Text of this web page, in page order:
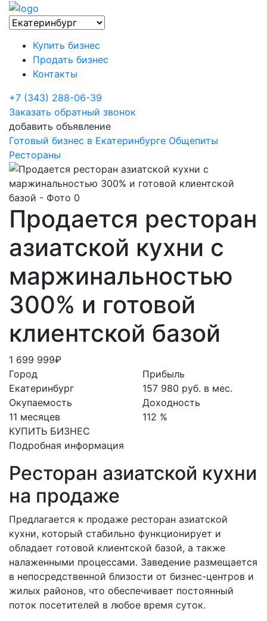
Купить бизнес
Продать бизнес
Контакты
+7 (343) 288-06-39
Заказать обратный звонок
добавить объявление
Готовый бизнес в Екатеринбурге Общепиты
Рестораны
Продается ресторан
азиатской кухни с
маржинальностью
300% и готовой
клиентской базой
1 699 999₽
Город
Екатеринбург
Окупаемость
11 месяцев
КУПИТЬ БИЗНЕС
Прибыль
157 980 руб. в мес.
Доходность
112 %
Подробная информация
Ресторан азиатской кухни
на продаже
Предлагается к продаже ресторан азиатской
кухни, который стабильно функционирует и
обладает готовой клиентской базой, а также
налаженными процессами. Заведение размещается
в непосредственной близости от бизнес-центров и
жилых районов, что обеспечивает постоянный
поток посетителей в любое время суток.